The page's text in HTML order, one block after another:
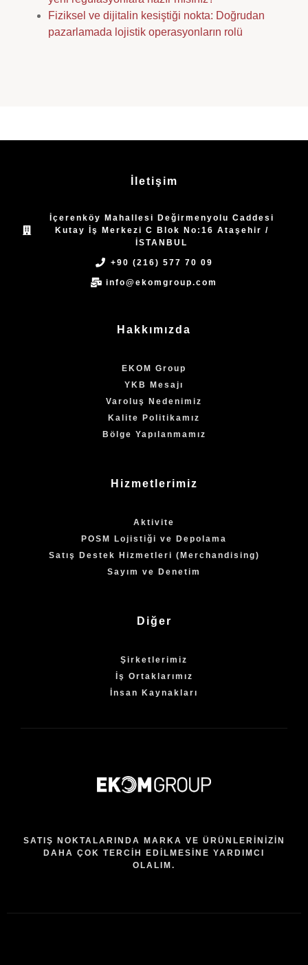
Fiziksel ve dijitalin kesiştiği nokta: Doğrudan
pazarlamada lojistik operasyonların rolü
İletişim
İçerenköy Mahallesi Değirmenyolu Caddesi
Kutay İş Merkezi C Blok No:16 Ataşehir /
İSTANBUL
+90 (216) 577 70 09
info@ekomgroup.com
Hakkımızda
EKOM Group
YKB Mesajı
Varoluş Nedenimiz
Kalite Politikamız
Bölge Yapılanmamız
Hizmetlerimiz
Aktivite
POSM Lojistiği ve Depolama
Satış Destek Hizmetleri (Merchandising)
Sayım ve Denetim
Diğer
Şirketlerimiz
İş Ortaklarımız
İnsan Kaynakları
SATIŞ NOKTALARINDA MARKA VE ÜRÜNLERİNİZİN
DAHA ÇOK TERCİH EDİLMESİNE YARDIMCI
OLALIM.